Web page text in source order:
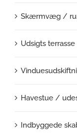
Skærmvæg /
Udsigts
Havestue /
Indbyggede